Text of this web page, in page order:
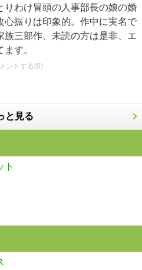
りわけ冒頭の人事部長の娘の婚
心振りは印象的。作中に実名で
族三部作、未読の方は是非、エ
す。
ントする(0)
と見る
ト